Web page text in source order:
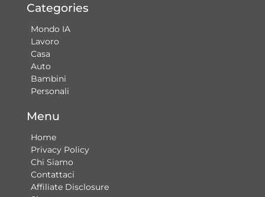
Categories
Mondo IA
Lavoro
Casa
Auto
Bambini
Personali
Menu
Home
Privacy Policy
Chi Siamo
Contattaci​
Affiliate Disclosure